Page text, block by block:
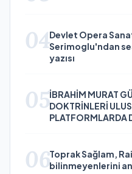
04Devlet Opera
Serimoglu'ndan
yazısı
05İBRAHİM MURAT
DOKTRİNLERİ
PLATFORMLARDA
06Toprak Sağlam,
bilinmeyenlerini